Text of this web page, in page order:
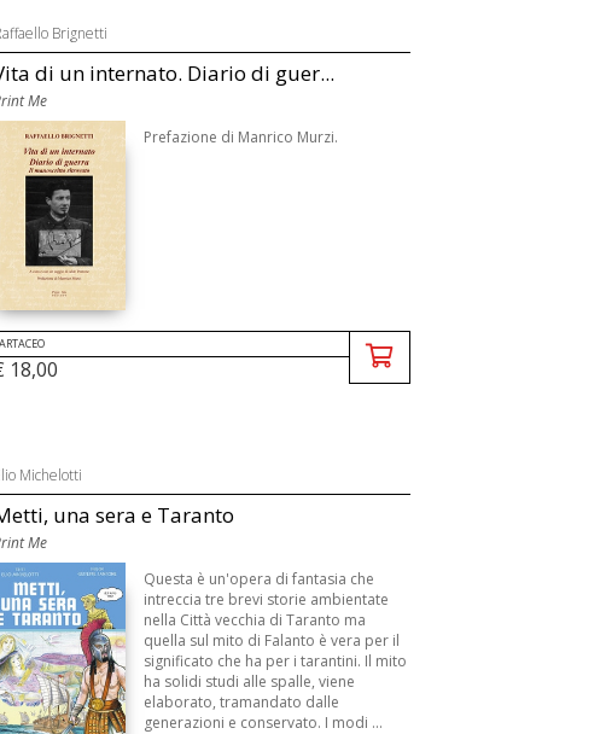
Brignetti
di un internato. Diario di guer...
Me
Prefazione di Manrico Murzi.
18,00
Michelotti
una sera e Taranto
Me
Questa è un'opera di fantasia che
intreccia tre brevi storie ambientate
nella Città vecchia di Taranto ma
quella sul mito di Falanto è vera per il
significato che ha per i tarantini. Il mito
ha solidi studi alle spalle, viene
elaborato, tramandato dalle
generazioni e conservato. I modi ...